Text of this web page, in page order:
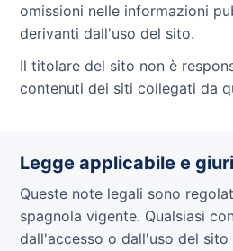
omissioni nelle informazioni
derivanti dall'uso del sito.
Il titolare del sito non è
contenuti dei siti collegati da
Legge applicabile e
Queste note legali sono
spagnola vigente. Qualsiasi
dall'accesso o dall'uso del